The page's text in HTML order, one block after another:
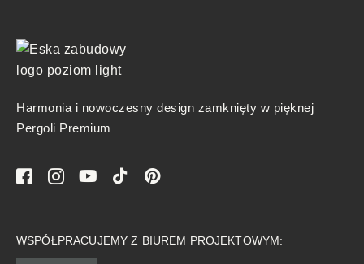
Harmonia i nowoczesny design zamknięty w pięknej
Pergoli Premium
WSPÓŁPRACUJEMY Z BIUREM PROJEKTOWYM: